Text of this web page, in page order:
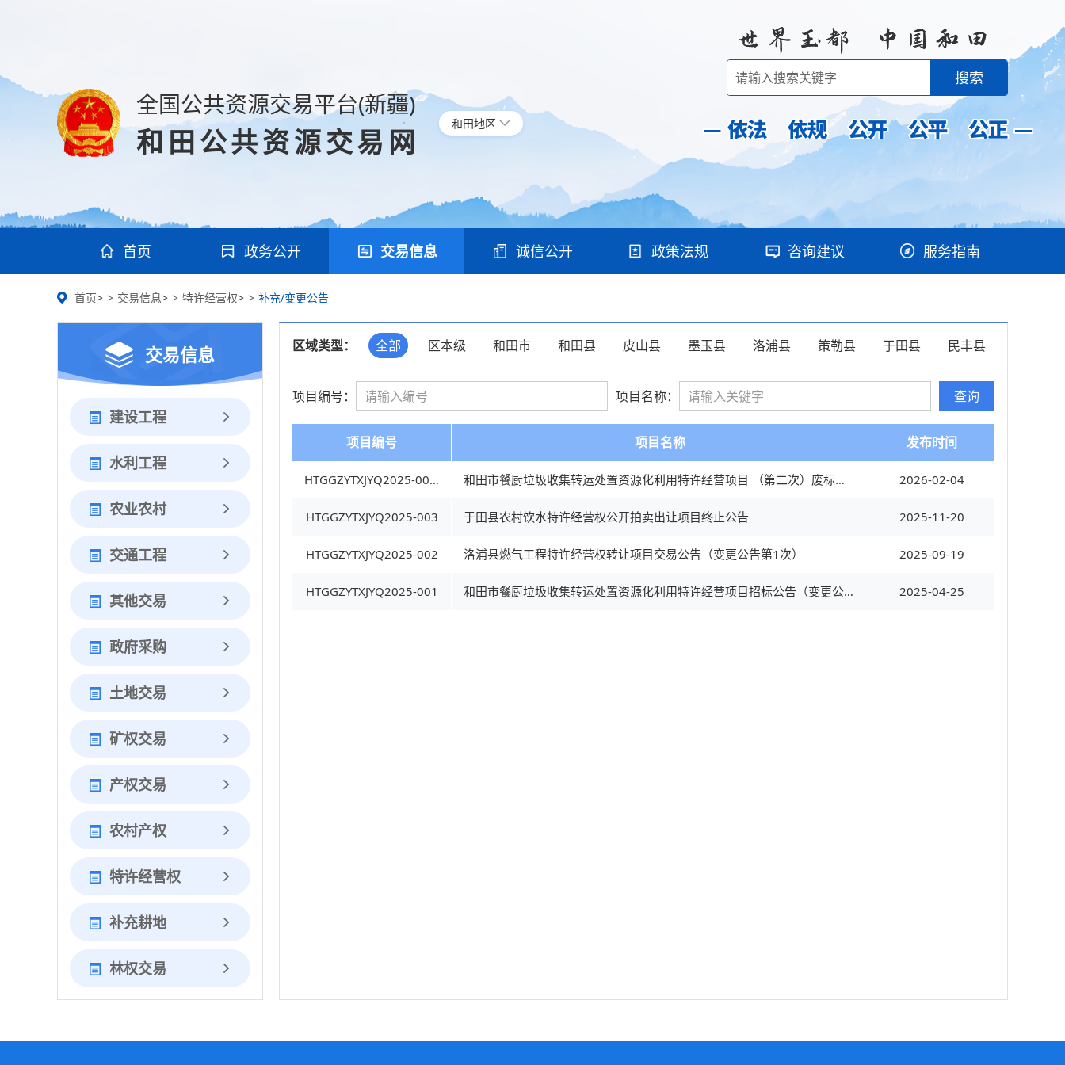
全国公共资源交易平台(新疆)
和田公共资源交易网
和田地区
搜索
首页 政务公开 交易信息 诚信公开 政策法规 咨询建议 服务指南
首页> 交易信息> 特许经营权> 补充/变更公告
交易信息
建设工程
水利工程
农业农村
交通工程
其他交易
政府采购
土地交易
矿权交易
产权交易
农村产权
特许经营权
补充耕地
林权交易
区域类型： 全部 区本级 和田市 和田县 皮山县 墨玉县 洛浦县 策勒县 于田县 民丰县
项目编号： 项目名称： 查询
项目编号 项目名称 发布时间
HTGGZYTXJYQ2025-001（2） 和田市餐厨垃圾收集转运处置资源化利用特许经营项目 （第二次）废标公告 2026-02-04
HTGGZYTXJYQ2025-003 于田县农村饮水特许经营权公开拍卖出让项目终止公告 2025-11-20
HTGGZYTXJYQ2025-002 洛浦县燃气工程特许经营权转让项目交易公告（变更公告第1次） 2025-09-19
HTGGZYTXJYQ2025-001 和田市餐厨垃圾收集转运处置资源化利用特许经营项目招标公告（变更公告第1次） 2025-04-25